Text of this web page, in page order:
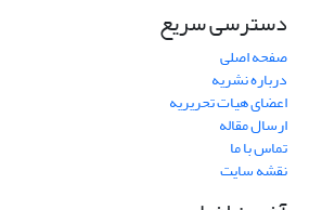
دسترسی سریع
صفحه اصلی
درباره نشریه
اعضای هیات تحریریه
ارسال مقاله
تماس با ما
نقشه سایت